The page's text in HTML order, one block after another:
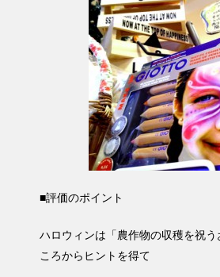
■評価のポイント
ハロウィンは「農作物の収穫を祝う
ころからヒントを得て